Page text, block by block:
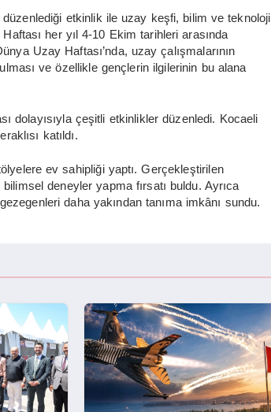
etkinlik ile uzay keşfi, bilim ve teknoloji
her yıl 4-10 Ekim tarihleri arasında
Uzay Haftası’nda, uzay çalışmalarının
ve özellikle gençlerin ilgilerinin bu alana
dolayısıyla çeşitli etkinlikler düzenledi. Kocaeli
katıldı.
ev sahipliği yaptı. Gerçekleştirilen
bilimsel deneyler yapma fırsatı buldu. Ayrıca
daha yakından tanıma imkânı sundu.